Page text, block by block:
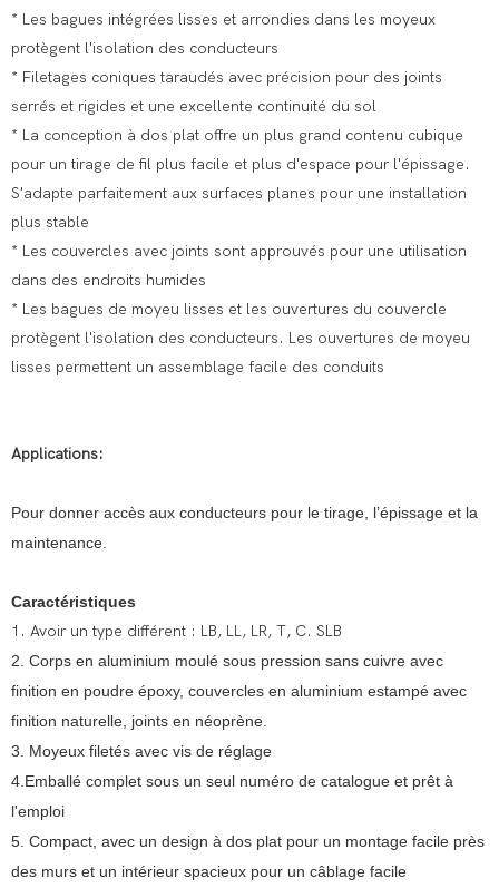
* Les bagues intégrées lisses et arrondies dans les moyeux
protègent l'isolation des conducteurs
* Filetages coniques taraudés avec précision pour des joints
serrés et rigides et une excellente continuité du sol
* La conception à dos plat offre un plus grand contenu cubique
pour un tirage de fil plus facile et plus d'espace pour l'épissage.
S'adapte parfaitement aux surfaces planes pour une installation
plus stable
* Les couvercles avec joints sont approuvés pour une utilisation
dans des endroits humides
* Les bagues de moyeu lisses et les ouvertures du couvercle
protègent l'isolation des conducteurs. Les ouvertures de moyeu
lisses permettent un assemblage facile des conduits
Applications:
Pour donner accès aux conducteurs pour le tirage, l’épissage et la
maintenance.
Caractéristiques
1. Avoir un type différent : LB, LL, LR, T, C. SLB
2. Corps en aluminium moulé sous pression sans cuivre avec
finition en poudre époxy, couvercles en aluminium estampé avec
finition naturelle, joints en néoprène.
3. Moyeux filetés avec vis de réglage
4.Emballé complet sous un seul numéro de catalogue et prêt à
l'emploi
5. Compact, avec un design à dos plat pour un montage facile près
des murs et un intérieur spacieux pour un câblage facile